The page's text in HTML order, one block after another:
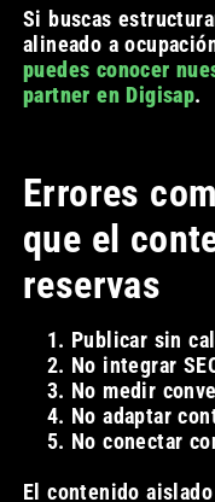
Si buscas
alineado a
puedes conocer
partner en Digisap.
Errores
que el
reservas
Publicar sin
No integrar
No medir
No adaptar
No conectar
El contenido